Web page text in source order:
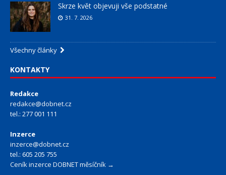
Skrze květ objevuji vše podstatné
31. 7. 2026
Všechny články
KONTAKTY
Redakce
redakce@dobnet.cz
tel.: 277 001 111
Inzerce
inzerce@dobnet.cz
tel.: 605 205 755
Ceník inzerce DOBNET měsíčník →